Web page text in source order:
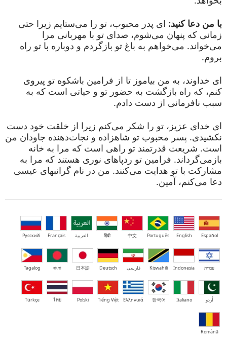
با من دعا کنید: ای پدر محبوب، تو را می‌ستایم زیرا حتی
زمانی که پنهان می‌شوم، صدای تو با مهربانی مرا
می‌خواند. می‌خواهم به باغ تو بازگردم و دوباره با تو راه
بروم.
ای خداوند، به من بیاموز تا از فرامین باشکوه تو پیروی
کنم، که راه بازگشت به حضور تو و حیاتی است که به
سبب نافرمانی از دست دادم.
ای خدای عزیز، تو را شکر می‌کنم زیرا از خلقت خود دست
نکشیدی. پسر محبوب تو شاهزاده و نجات‌دهنده جاودان من
است. شریعت قدرتمند تو راهی است که مرا به خانه
بازمی‌گرداند. فرامین تو ردپاهای نوری هستند که مرا به
مشارکت با تو هدایت می‌کنند. من در نام گرانبهای عیسی
دعا می‌کنم، آمین.
Español
English
Português
中文
हिंदी العربية Français
Русский
עברית Indonesia
Kiswahili فارسی Deutsch
日本語
বাংলা
Tagalog
اُردو Italiano
한국어
Ελληνικά
Tiếng Việt
Polski
ไทย
Türkçe
Română